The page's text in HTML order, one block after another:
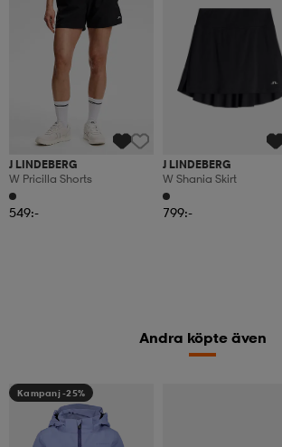
J LINDEBERG
W Pricilla Shorts
549:-
J LINDEBERG
W Shania Skirt
799:-
Andra köpte även
Kampanj -25%